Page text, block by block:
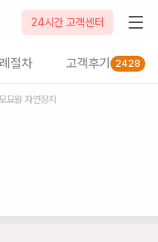
24시간 고객센터
절차 고객후기 2428
묘원 자연장지